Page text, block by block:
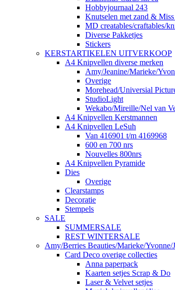
Hobbyjournaal 243
Knutselen met zand &
MD creatables/craftables/
Diverse Pakketjes
Stickers
KERSTARTIKELEN UITVERKOOP
A4 Knipvellen diverse merken
Amy/Jeanine/Marieke/
Overige
Morehead/Universial
StudioLight
Wekabo/Mireille/Nel van
A4 Knipvellen Kerstmannen
A4 Knipvellen LeSuh
Van 416901 t/m 4169968
600 en 700 nrs
Nouvelles 800nrs
A4 Knipvellen Pyramide
Dies
Overige
Clearstamps
Decoratie
Stempels
SALE
SUMMERSALE
REST WINTERSALE
Amy/Berries Beauties/Marieke/Yvonne/
Card Deco overige collecties
Anna paperpack
Kaarten setjes Scrap & Do
Laser & Velvet setjes